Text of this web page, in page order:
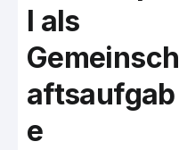
l als
Gemeinsch
aftsaufgab
e